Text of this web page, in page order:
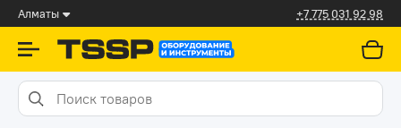
Алматы +7 775 031 92 98